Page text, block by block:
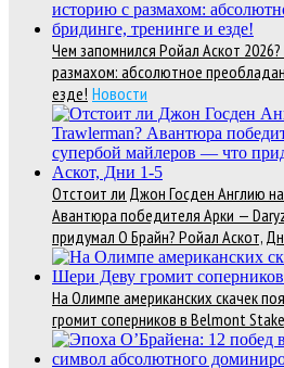
Чем запомнился Ройал Аскот
размахом: абсолютное
езде! Новости
Отстоит ли Джон Госден Англию
Авантюра победителя Арки —
придумал О Брайн? Ройал Аскот,
На Олимпе американских скачек
громит соперников в Belmont